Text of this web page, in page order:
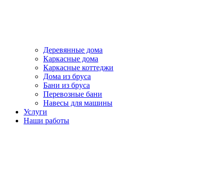
Деревянные дома
Каркасные дома
Каркасные коттеджи
Дома из бруса
Бани из бруса
Перевозные бани
Навесы для машины
Услуги
Наши работы